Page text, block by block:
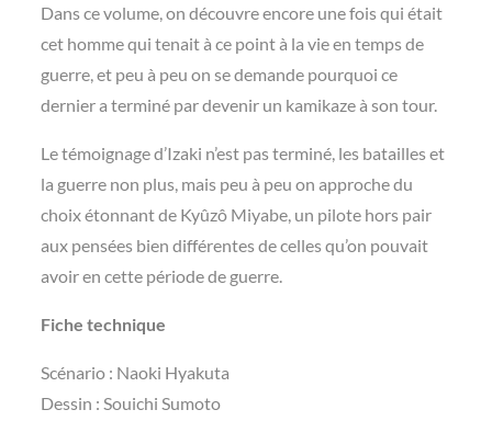
Dans ce volume, on découvre encore une fois qui était
cet homme qui tenait à ce point à la vie en temps de
guerre, et peu à peu on se demande pourquoi ce
dernier a terminé par devenir un kamikaze à son tour.
Le témoignage d’Izaki n’est pas terminé, les batailles et
la guerre non plus, mais peu à peu on approche du
choix étonnant de Kyûzô Miyabe, un pilote hors pair
aux pensées bien différentes de celles qu’on pouvait
avoir en cette période de guerre.
Fiche technique
Scénario : Naoki Hyakuta
Dessin : Souichi Sumoto